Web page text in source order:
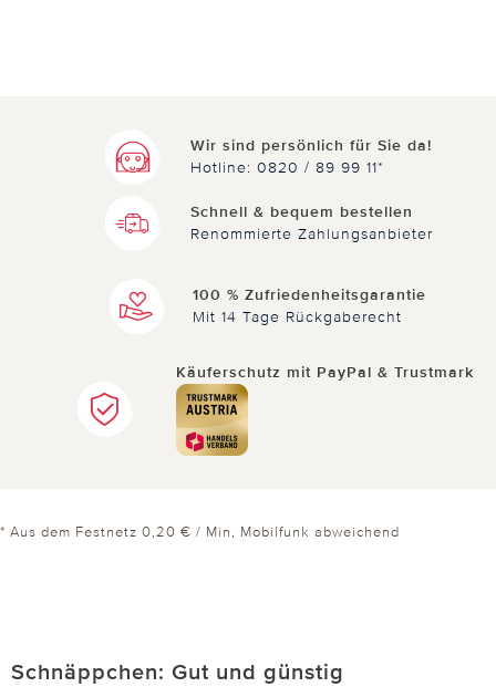
Wir sind persönlich für Sie da!
Hotline: 0820 / 89 99 11*
Schnell & bequem bestellen
Renommierte Zahlungsanbieter
100 % Zufriedenheitsgarantie
Mit 14 Tage Rückgaberecht
Käuferschutz mit PayPal & Trustmark
* Aus dem Festnetz 0,20 € / Min, Mobilfunk abweichend
Schnäppchen: Gut und günstig